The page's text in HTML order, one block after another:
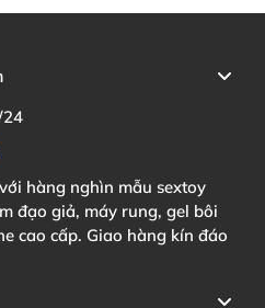
24
hàng nghìn mẫu sextoy
đạo giả, máy rung, gel bôi
cao cấp. Giao hàng kín đáo